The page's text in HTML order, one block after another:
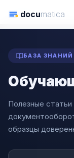
documatica
ГЛАВНАЯ СТАТЬИ
БАЗА ЗНАНИЙ
Полезные статьи
образцы